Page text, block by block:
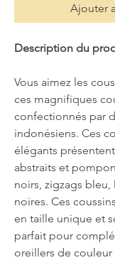
Ajouter
Description du
Vous aimez les
ces magnifiques
confectionnés par
indonésiens. Ces
élégants
abstraits et
noirs, zigzags
noires. Ces
en taille unique et
parfait pour
oreillers de couleur